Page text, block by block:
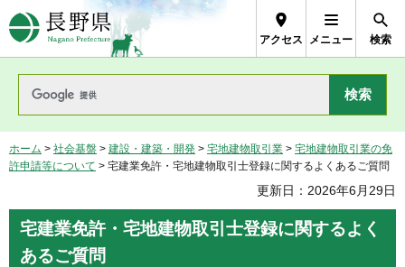
長野県Nagano Prefecture
アクセス メニュー 検索
ホーム > 社会基盤 > 建設・建築・開発 > 宅地建物取引業 > 宅地建物取引業の免
許申請等について > 宅建業免許・宅地建物取引士登録に関するよくあるご質問
更新日：2026年6月29日
宅建業免許・宅地建物取引士登録に関するよく
あるご質問